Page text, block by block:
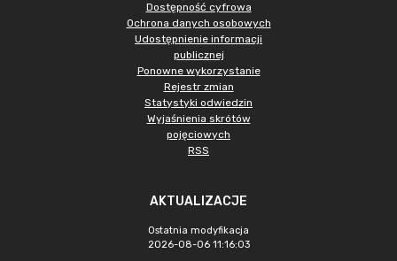
Dostępność cyfrowa
Ochrona danych osobowych
Udostępnienie informacji
publicznej
Ponowne wykorzystanie
Rejestr zmian
Statystyki odwiedzin
Wyjaśnienia skrótów
pojęciowych
RSS
AKTUALIZACJE
Ostatnia modyfikacja
2026-08-06 11:16:03